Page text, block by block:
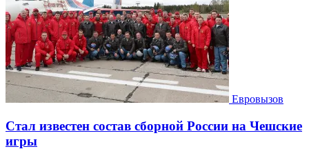
Евровызов
Стал известен состав сборной России на Чешские
игры